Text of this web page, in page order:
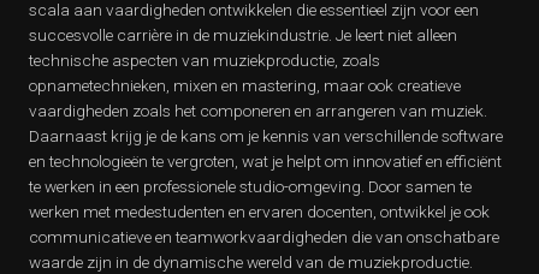
scala aan vaardigheden ontwikkelen die essentieel zijn voor een
succesvolle carrière in de muziekindustrie. Je leert niet alleen
technische aspecten van muziekproductie, zoals
opnametechnieken, mixen en mastering, maar ook creatieve
vaardigheden zoals het componeren en arrangeren van muziek.
Daarnaast krijg je de kans om je kennis van verschillende software
en technologieën te vergroten, wat je helpt om innovatief en efficiënt
te werken in een professionele studio-omgeving. Door samen te
werken met medestudenten en ervaren docenten, ontwikkel je ook
communicatieve en teamworkvaardigheden die van onschatbare
waarde zijn in de dynamische wereld van de muziekproductie.